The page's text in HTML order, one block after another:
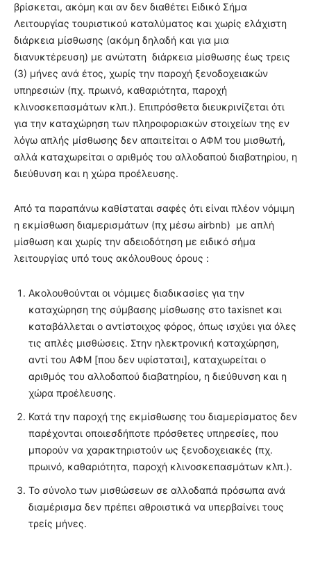
βρίσκεται, ακόμη και αν δεν διαθέτει Ειδικό Σήμα
Λειτουργίας τουριστικού καταλύματος και χωρίς ελάχιστη
διάρκεια μίσθωσης (ακόμη δηλαδή και για μια
διανυκτέρευση) με ανώτατη διάρκεια μίσθωσης έως τρεις
(3) μήνες ανά έτος, χωρίς την παροχή ξενοδοχειακών
υπηρεσιών (πχ. πρωινό, καθαριότητα, παροχή
κλινοσκεπασμάτων κλπ.). Επιπρόσθετα διευκρινίζεται ότι
για την καταχώρηση των πληροφοριακών στοιχείων της εν
λόγω απλής μίσθωσης δεν απαιτείται ο ΑΦΜ του μισθωτή,
αλλά καταχωρείται ο αριθμός του αλλοδαπού διαβατηρίου, η
διεύθυνση και η χώρα προέλευσης.
Από τα παραπάνω καθίσταται σαφές ότι είναι πλέον νόμιμη
η εκμίσθωση διαμερισμάτων (πχ μέσω airbnb) με απλή
μίσθωση και χωρίς την αδειοδότηση με ειδικό σήμα
λειτουργίας υπό τους ακόλουθους όρους :
Ακολουθούνται οι νόμιμες διαδικασίες για την
καταχώρηση της σύμβασης μίσθωσης στο taxisnet και
καταβάλλεται ο αντίστοιχος φόρος, όπως ισχύει για όλες
τις απλές μισθώσεις. Στην ηλεκτρονική καταχώρηση,
αντί του ΑΦΜ [που δεν υφίσταται], καταχωρείται ο
αριθμός του αλλοδαπού διαβατηρίου, η διεύθυνση και η
χώρα προέλευσης.
Κατά την παροχή της εκμίσθωσης του διαμερίσματος δεν
παρέχονται οποιεσδήποτε πρόσθετες υπηρεσίες, που
μπορούν να χαρακτηριστούν ως ξενοδοχειακές (πχ.
πρωινό, καθαριότητα, παροχή κλινοσκεπασμάτων κλπ.).
Το σύνολο των μισθώσεων σε αλλοδαπά πρόσωπα ανά
διαμέρισμα δεν πρέπει αθροιστικά να υπερβαίνει τους
τρείς μήνες.